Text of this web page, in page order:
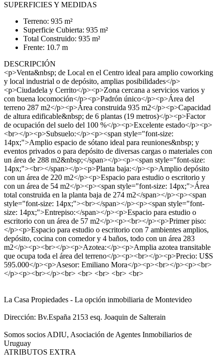
SUPERFICIES Y MEDIDAS
Terreno: 935 m²
Superficie Cubierta: 935 m²
Total Construido: 935 m²
Frente: 10.7 m
DESCRIPCIÓN
<p>Venta&nbsp; de Local en el Centro ideal para amplio coworking
y local industrial o de depósito, amplias posibilidades</p>
<p>Ciudadela y Cerrito</p><p>Zona cercana a servicios varios y
con buena locomoción</p><p>Padrón único</p><p>Área del
terreno 287 m2</p><p>Área construida 935 m2</p><p>Capacidad
de altura edificable&nbsp; de 6 plantas (19 metros)</p><p>Factor
de ocupación del suelo del 100 %</p><p>Excelente estado</p><p>
<br></p><p>Subsuelo:</p><p><span style="font-size:
14px;">Amplio espacio de sótano ideal para reuniones&nbsp; y
eventos privados o para depósito de diversas cargas o materiales con
un área de 288 m2&nbsp;</span></p><p><span style="font-size:
14px;"><br></span></p><p>Planta baja:</p><p>Amplio depósito
con un área de 220 m2</p><p>Espacio para estudio o escritorio y
con un área de 54 m2</p><p><span style="font-size: 14px;">Área
total construida en la planta baja de 274 m2</span></p><p><span
style="font-size: 14px;"><br></span></p><p><span style="font-
size: 14px;">Entrepiso:</span></p><p>Espacio para estudio o
escritorio con un área de 57 m2</p><p><br></p><p>Primer piso:
</p><p>Espacio para estudio o escritorio con 7 ambientes amplios,
depósito, cocina con comedor y 4 baños, todo con un área 283
m2</p><p><br></p><p>Azotea:</p><p>Amplia azotea transitable
que ocupa toda el área del terreno</p><p><br></p><p>Precio: U$S
595.000</p><p>Asesor: Emiliano Mora</p><p><br></p><p><br>
</p><p><br></p><br> <br> <br> <br> <br>
La Casa Propiedades - La opción inmobiliaria de Montevideo
Dirección: Bv.España 2153 esq. Joaquin de Salterain
Somos socios ADIU, Asociación de Agentes Inmobiliarios de
Uruguay
ATRIBUTOS EXTRA